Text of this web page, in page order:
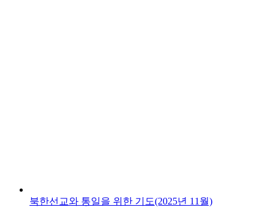
북한선교와 통일을 위한 기도(2025년 11월)